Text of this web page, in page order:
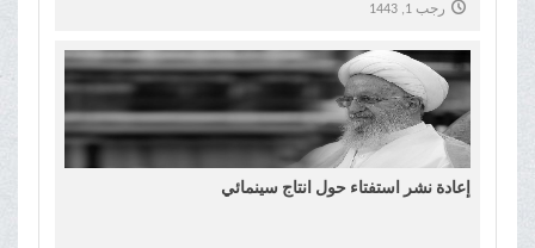
رجب 1, 1443
إعادة نشر استفتاء حول انتاج سينمائي